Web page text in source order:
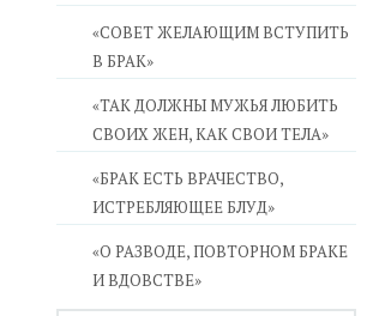
«СОВЕТ ЖЕЛАЮЩИМ ВСТУПИТЬ
В БРАК»
«ТАК ДОЛЖНЫ МУЖЬЯ ЛЮБИТЬ
СВОИХ ЖЕН, КАК СВОИ ТЕЛА»
«БРАК ЕСТЬ ВРАЧЕСТВО,
ИСТРЕБЛЯЮЩЕЕ БЛУД»
«О РАЗВОДЕ, ПОВТОРНОМ БРАКЕ
И ВДОВСТВЕ»